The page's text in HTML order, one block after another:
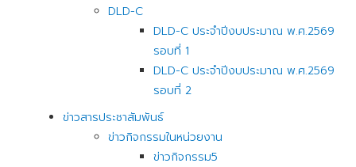
DLD-C
DLD-C ประจำปีงบประมาณ พ.ศ.2569
รอบที่ 1
DLD-C ประจำปีงบประมาณ พ.ศ.2569
รอบที่ 2
ข่าวสารประชาสัมพันธ์
ข่าวกิจกรรมในหน่วยงาน
ข่าวกิจกรรม5